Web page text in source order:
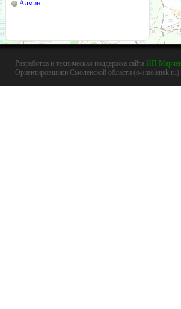
Админ
Разработка и техническая поддержка сайта ИП
Ориентировщики Смоленской области (o-smolensk.ru)